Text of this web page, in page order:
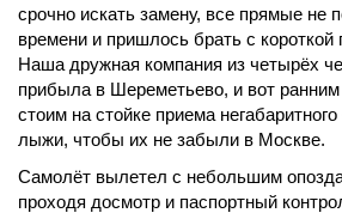
срочно искать замену, все прямые не
времени и пришлось брать с короткой
Наша дружная компания из четырёх
прибыла в Шереметьево, и вот
стоим на стойке приема
лыжи, чтобы их не забыли в Москве.
Самолёт вылетел с небольшим
проходя досмотр и паспортный